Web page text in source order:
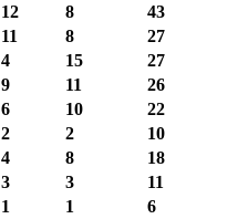
12 8
43
11 8
27
4 15
27
9 11
26
6 10
22
2 2
10
4 8
18
3 3
11
1 1
6